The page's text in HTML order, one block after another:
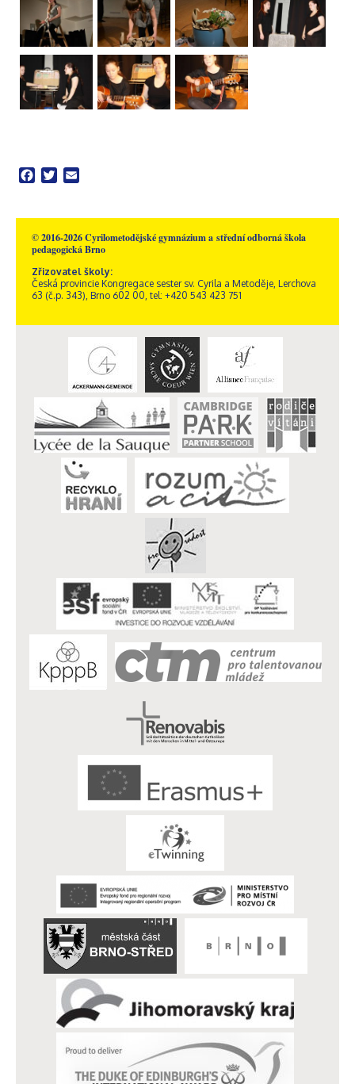
Facebook
Twitter
© 2016-2026 Cyrilometodějské gymnázium a střední odborná škola
pedagogická Brno
Zřizovatel školy:
Česká provincie Kongregace sester sv. Cyrila a Metoděje, Lerchova
63 (č.p. 343), Brno 602 00, tel: +420 543 423 751